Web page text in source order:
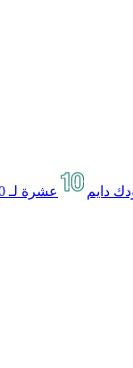
دايم عشرة لـ 10